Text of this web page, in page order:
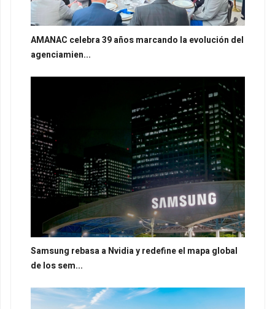
AMANAC celebra 39 años marcando la evolución del
agenciamien...
Samsung rebasa a Nvidia y redefine el mapa global
de los sem...